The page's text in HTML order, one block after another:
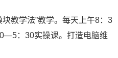
块教学法”教学。每天上午8：3
：30实操课。打造电脑维